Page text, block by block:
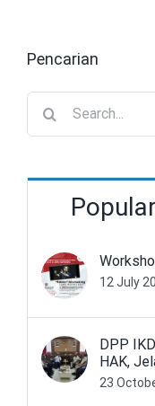
Pencarian
Popular
12 July
DPP
HAK,
23